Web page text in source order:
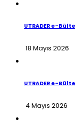
UTRADER e-
18 Mayıs 2026
UTRADER e-
4 Mayıs 2026